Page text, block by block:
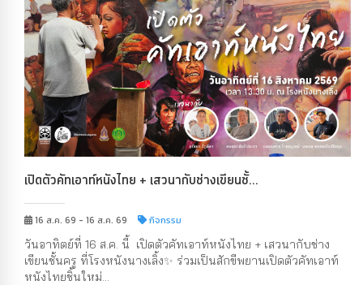
เปิดตัวคัทเอาท์หนังไทย + เสวนากับช่างเขียนชั้...
16 ส.ค. 69 - 16 ส.ค. 69 กิจกรรม
วันอาทิตย์ที่ 16 ส.ค. นี้ เปิดตัวคัทเอาท์หนังไทย + เสวนากับช่าง
เขียนชั้นครู ที่โรงหนังนางเลิ้ง✨ ร่วมเป็นสักขีพยานเปิดตัวคัทเอาท์
หนังไทยชิ้นใหม่...